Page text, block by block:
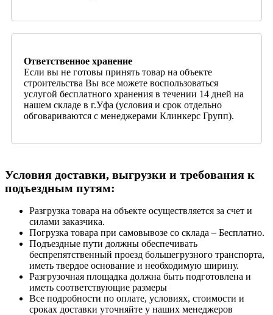
Ответственное хранение
Если вы не готовы принять товар на объекте
строительства Вы все можете воспользоваться
услугой бесплатного хранения в течении 14 дней на
нашем складе в г.Уфа (условия и срок отдельно
обговариваются с менеджерами Клинкерс Групп).
Условия доставки, выгрузки и требования к
подъездным путям:
Разгрузка товара на объекте осуществляется за счет и
силами заказчика.
Погрузка товара при самовывозе со склада – Бесплатно.
Подъездные пути должны обеспечивать
беспрепятственный проезд большегрузного транспорта,
иметь твердое основание и необходимую ширину.
Разгрузочная площадка должна быть подготовлена и
иметь соответствующие размеры
Все подробности по оплате, условиях, стоимости и
сроках доставки уточняйте у наших менеджеров